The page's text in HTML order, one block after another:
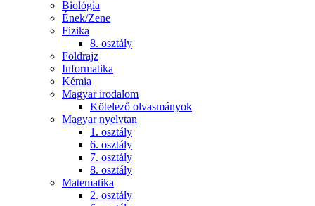
Biológia
Ének/Zene
Fizika
8. osztály
Földrajz
Informatika
Kémia
Magyar irodalom
Kötelező olvasmányok
Magyar nyelvtan
1. osztály
6. osztály
7. osztály
8. osztály
Matematika
2. osztály